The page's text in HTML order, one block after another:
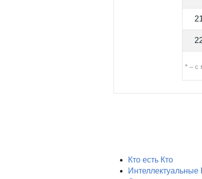
* – с
Кто есть Кто